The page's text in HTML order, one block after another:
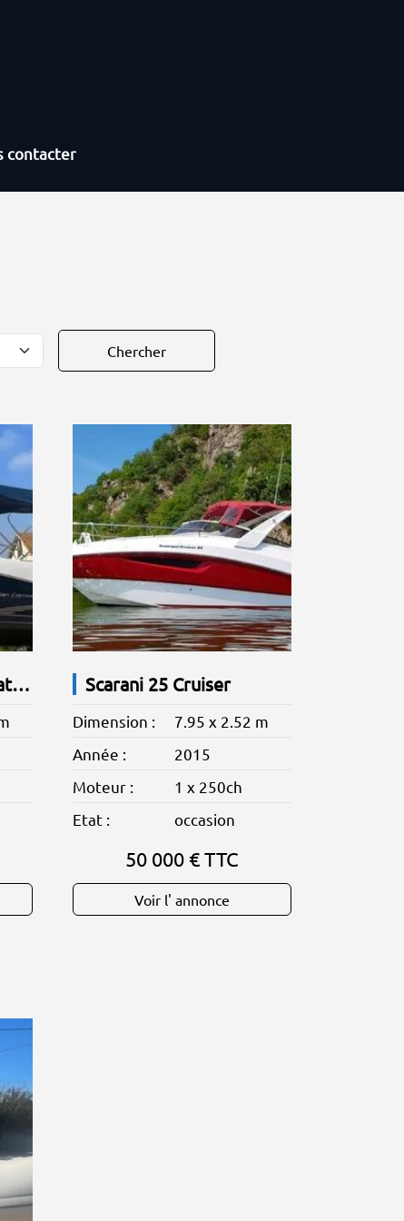
contacter
Chercher
Jeanneau Cap Camarat 8.5 WA Scarani 25 Cruiser
Dimension :
7.95 x 2.52 m
Année :
2015
Moteur :
1 x 250ch
Etat :
occasion
50 000 € TTC
Voir l' annonce